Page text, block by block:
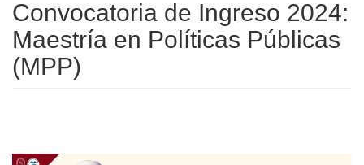
Convocatoria de Ingreso 2024:
Maestría en Políticas Públicas
(MPP)